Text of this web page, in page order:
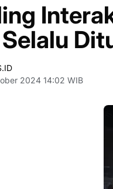
2024 14:02 WIB